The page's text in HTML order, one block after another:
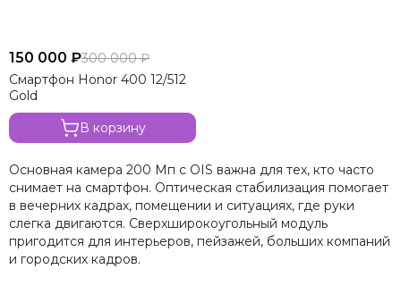
150 000 ₽300 000 ₽
Смартфон Honor 400 12/512
Gold
В корзину
Основная камера 200 Мп с OIS важна для тех, кто часто
снимает на смартфон. Оптическая стабилизация помогает
в вечерних кадрах, помещении и ситуациях, где руки
слегка двигаются. Сверхширокоугольный модуль
пригодится для интерьеров, пейзажей, больших компаний
и городских кадров.